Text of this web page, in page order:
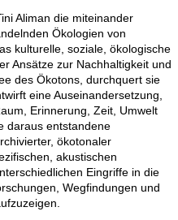
Aliman die miteinander
Ökologien von
kulturelle, soziale, ökologische
Ansätze zur Nachhaltigkeit und
des Ökotons, durchquert sie
eine Auseinandersetzung,
Erinnerung, Zeit, Umwelt
daraus entstandene
ökotonaler
akustischen
Eingriffe in die
Wegfindungen und